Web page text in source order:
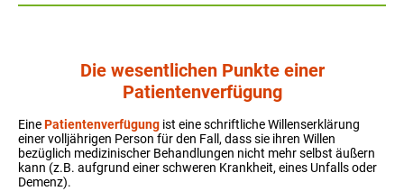
Die wesentlichen Punkte einer
Patientenverfügung
EinePatientenverfügung ist eine schriftliche Willenserklärung
einer volljährigen Person für den Fall, dass sie ihren Willen
bezüglich medizinischer Behandlungen nicht mehr selbst äußern
kann (z.B. aufgrund einer schweren Krankheit, eines Unfalls oder
Demenz).